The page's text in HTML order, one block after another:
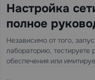
Настройка
полное
Независимо от того,
лабораторию, тестируете
обеспечения или